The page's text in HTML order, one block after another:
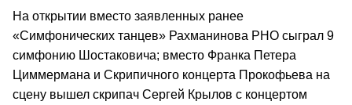
На открытии вместо заявленных ранее
«Симфонических танцев» Рахманинова РНО сыграл 9
симфонию Шостаковича; вместо Франка Петера
Циммермана и Скрипичного концерта Прокофьева на
сцену вышел скрипач Сергей Крылов с концертом